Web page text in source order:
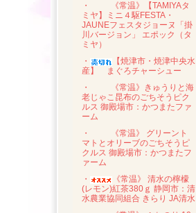
・
《常温》【TAMIYAタ
ミヤ】ミニ４駆FESTA・
JAUNEフェスタジョーヌ「掛
川バージョン」 エポック（タ
ミヤ）
・
【焼津市・焼津中央水
産】 まぐろチャーシュー
・
《常温》きゅうりと海
老じゃこ昆布のごちそうピク
ルス 御殿場市：かつまたファ
ーム
・
《常温》 グリーント
マトとオリーブのごちそうピ
クルス 御殿場市：かつまたフ
ァーム
・
《常温》 清水の檸檬
(レモン)紅茶380ｇ 静岡市：清
水農業協同組合 きらり JA清水